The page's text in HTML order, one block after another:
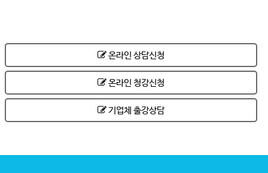
온라인 상담신청
온라인 청강신청
기업체 출강상담